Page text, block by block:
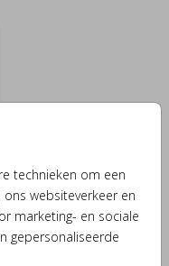
technieken om een
websiteverkeer en
marketing- en sociale
gepersonaliseerde